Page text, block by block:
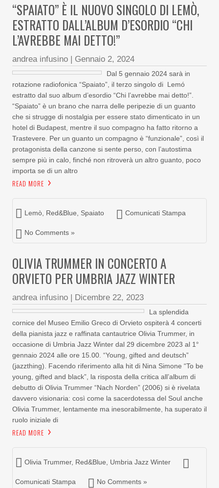
“SPAIATO” È IL NUOVO SINGOLO DI LEMÒ,
ESTRATTO DALL’ALBUM D’ESORDIO “CHI
L’AVREBBE MAI DETTO!”
andrea infusino | Gennaio 2, 2024
Dal 5 gennaio 2024 sarà in
rotazione radiofonica “Spaiato”, il terzo singolo di Lemó
estratto dal suo album d’esordio “Chi l’avrebbe mai detto!”.
“Spaiato” è un brano che narra delle peripezie di un guanto
che si strugge di nostalgia per essere stato dimenticato in un
hotel di Budapest, mentre il suo compagno ha fatto ritorno a
Trastevere. Per un guanto un compagno è “funzionale”, così il
protagonista della canzone si sente perso, con l’autostima
sempre più in calo, finché non ritroverà un altro guanto, poco
importa se di un altro
READ MORE
Lemò Red&Blue Spaiato Comunicati Stampa
No Comments »
OLIVIA TRUMMER IN CONCERTO A
ORVIETO PER UMBRIA JAZZ WINTER
andrea infusino | Dicembre 22, 2023
La splendida
cornice del Museo Emilio Greco di Orvieto ospiterà 4 concerti
della pianista jazz e raffinata cantautrice Olivia Trummer, in
occasione di Umbria Jazz Winter dal 29 dicembre 2023 al 1°
gennaio 2024 alle ore 15.00. “Young, gifted and deutsch”
(jazzthing). Facendo riferimento alla hit di Nina Simone “To be
young, gifted and black”, la risposta della critica all’album di
debutto di Olivia Trummer “Nach Norden” (2006) si è rivelata
davvero visionaria: così come la sacerdotessa del Soul anche
Olivia Trummer, lentamente ma inesorabilmente, ha superato il
ruolo iniziale di
READ MORE
Olivia Trummer, Red&Blue Umbria Jazz Winter
Comunicati Stampa No Comments »